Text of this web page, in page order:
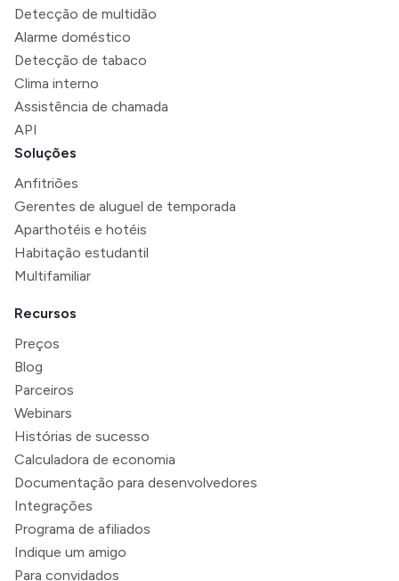
Detecção de multidão
Alarme doméstico
Detecção de tabaco
Clima interno
Assistência de chamada
API
Soluções
Anfitriões
Gerentes de aluguel de temporada
Aparthotéis e hotéis
Habitação estudantil
Multifamiliar
Recursos
Preços
Blog
Parceiros
Webinars
Histórias de sucesso
Calculadora de economia
Documentação para desenvolvedores
Integrações
Programa de afiliados
Indique um amigo
Para convidados